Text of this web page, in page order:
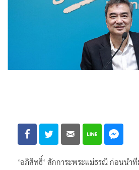
‘อภิสิทธิ์‘ สักการะพระแม่ธรณี ก่อนนำ